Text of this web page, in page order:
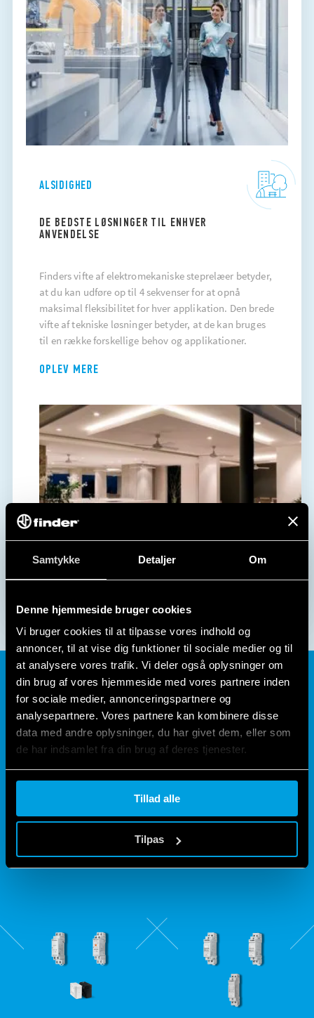
Samtykke Detaljer Om
Denne hjemmeside bruger cookies
Vi bruger cookies til at tilpasse vores indhold og
annoncer, til at vise dig funktioner til sociale medier og til
at analysere vores trafik. Vi deler også oplysninger om
din brug af vores hjemmeside med vores partnere inden
for sociale medier, annonceringspartnere og
analysepartnere. Vores partnere kan kombinere disse
data med andre oplysninger, du har givet dem, eller som
de har indsamlet fra din brug af deres tjenester.
Cookie policy.
Tillad alle
Tilpas
ALSIDIGHED
DE BEDSTE LØSNINGER TIL ENHVER
ANVENDELSE
Finders vifte af elektromekaniske steprelæer betyder,
at du kan udføre op til 4 sekvenser for at opnå
maksimal fleksibilitet for hver applikation. Den brede
vifte af tekniske løsninger betyder, at de kan bruges
til en række forskellige behov og applikationer.
OPLEV MERE
"KLIKKET", DER HAR OPLYST
DIT HJEM OG MEGET MERE I
MERE END 70 ÅR
De forskellige versioner af elektromekaniske relæer til
elektroniske steprelæer sikrer, at du ud over at vælge
kvalitet også kan vælge den bedste løsning til enhver
applikationstype.